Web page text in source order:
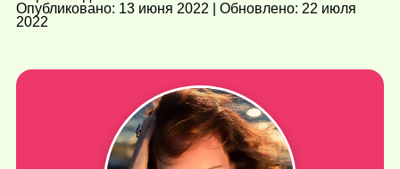
Опубликовано: 13 июня 2022 | Обновлено: 22 июля
2022